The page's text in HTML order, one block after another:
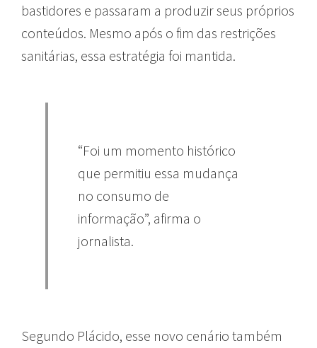
bastidores e passaram a produzir seus próprios
conteúdos. Mesmo após o fim das restrições
sanitárias, essa estratégia foi mantida.
“Foi um momento histórico
que permitiu essa mudança
no consumo de
informação”, afirma o
jornalista.
Segundo Plácido, esse novo cenário também